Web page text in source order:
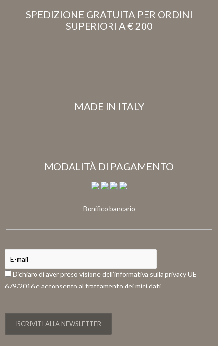
SPEDIZIONE GRATUITA PER ORDINI
SUPERIORI A € 200
MADE IN ITALY
MODALITÀ DI PAGAMENTO
Bonifico bancario
Dichiaro di aver preso visione dell’informativa sulla privacy UE
679/2016 e acconsento al trattamento dei miei dati.